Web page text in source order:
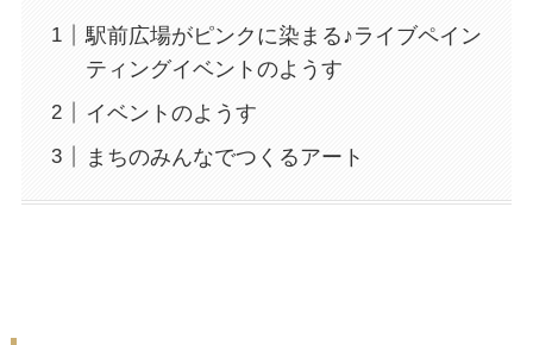
駅前広場がピンクに染まる♪ライブペイン
ティングイベントのようす
イベントのようす
まちのみんなでつくるアート